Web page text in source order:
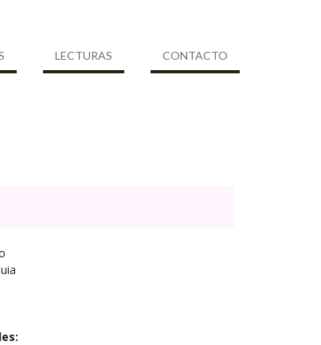
LECTURAS CONTACTO